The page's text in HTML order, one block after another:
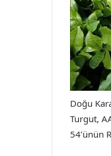
Doğu
Turgut,
54’ünün